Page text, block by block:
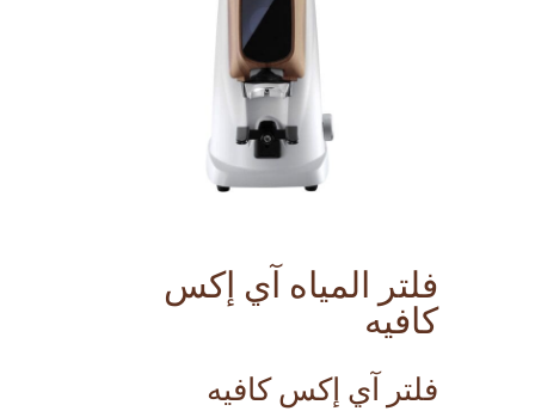
فلتر المياه آي إكس
كافيه
فلتر آي إكس كافيه